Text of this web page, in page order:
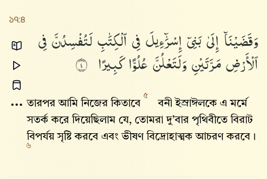
১৭:৪
وَقَضَيْنَآإِلَىٰبَنِىٓإِسْرَٰٓءِيلَفِىٱلْكِتَٰبِلَتُفْسِدُنَّفِى
ٱلْأَرْضِمَرَّتَيْنِوَلَتَعْلُنَّعُلُوًّاكَبِيرًا ٤
তারপর আমি নিজের কিতাবে
৫
বনী ইস্রাঈলকে এ মর্মে
সতর্ক করে দিয়েছিলাম যে, তোমরা দু’বার পৃথিবীতে বিরাট
বিপর্যয় সৃষ্টি করবে এবং ভীষণ বিদ্রোহাত্মক আচরণ করবে।
৬